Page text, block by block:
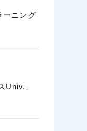
ーニング
Univ.」